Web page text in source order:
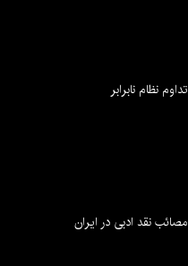
تداوم نظام نابرابر
مصائب نقد ادبی در ایران